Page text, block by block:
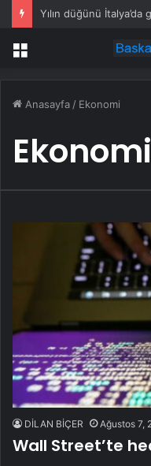
Menü
Anasayfa / Ekonomi
Ekonomi
DİLAN BİÇER Ağustos 7,
Wall Street’te